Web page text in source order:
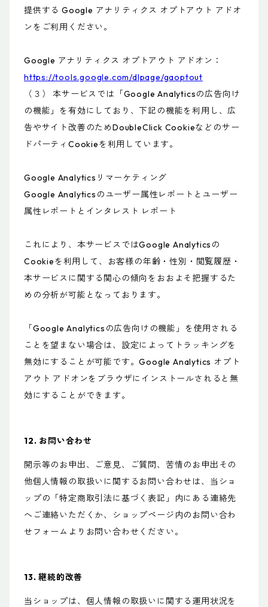
提供する Google アナリティクス オプトアウト アドオ
ンをご利用ください。
Google アナリティクス オプトアウト アドオン：
https://tools.google.com/dlpage/gaoptout
（３） 本サービスでは「Google Analyticsの広告向け
の機能」を有効にしており、下記の機能を利用し、広
告やサイト改善のためDoubleClick Cookieなどのサー
ドパーティCookieを利用しています。
Google Analyticsリマーケティング
Google Analyticsのユーザー属性レポートとユーザー
属性レポートとインタレスト レポート
これにより、本サービスではGoogle Analyticsの
Cookieを利用して、お客様の年齢・性別・閲覧履歴・
本サービスに関する関心の傾向をおおよそ把握するた
めの分析が可能となっております。
「Google Analyticsの広告向けの機能」を使用される
ことを望まない場合は、設定によってトラッキングを
無効にすることが可能です。Google Analytics オプト
アウト アドオンをブラウザにインストールされると無
効にすることができます。
12. お問い合わせ
開示等のお申出、ご意見、ご質問、苦情のお申出その
他個人情報の取扱いに関するお問い合わせは、当ショ
ップの「特定商取引法に基づく表記」内にある連絡先
へご連絡いただくか、ショップページ内のお問い合わ
せフォームよりお問い合わせください。
13. 継続的改善
当ショップは、個人情報の取扱いに関する運用状況を